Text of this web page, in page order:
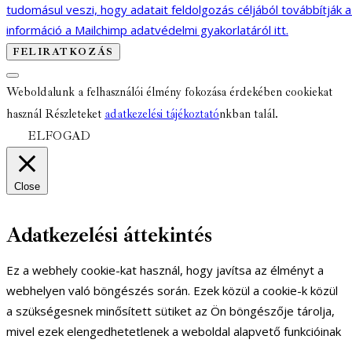
tudomásul veszi, hogy adatait feldolgozás céljából továbbítják
információ a Mailchimp adatvédelmi gyakorlatáról itt.
Weboldalunk a felhasználói élmény fokozása érdekében cookiekat
használ Részleteket adatkezelési tájékoztatónkban talál.
ELFOGAD
Close
Adatkezelési áttekintés
Ez a webhely cookie-kat használ, hogy javítsa az élményt a
webhelyen való böngészés során. Ezek közül a cookie-k közül
a szükségesnek minősített sütiket az Ön böngészője tárolja,
mivel ezek elengedhetetlenek a weboldal alapvető funkcióinak